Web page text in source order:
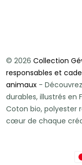
© 2026 Collection
responsables et
animaux -
durables, illustrés en
Coton bio, polyester
cœur de chaque